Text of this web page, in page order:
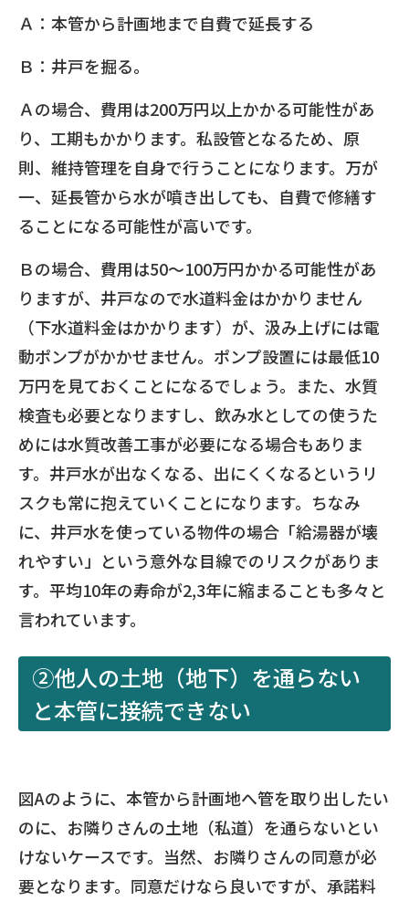
Ａ：本管から計画地まで自費で延長する
Ｂ：井戸を掘る。
Ａの場合、費用は200万円以上かかる可能性があ
り、工期もかかります。私設管となるため、原
則、維持管理を自身で行うことになります。万が
一、延長管から水が噴き出しても、自費で修繕す
ることになる可能性が高いです。
Ｂの場合、費用は50～100万円かかる可能性があ
りますが、井戸なので水道料金はかかりません
（下水道料金はかかります）が、汲み上げには電
動ポンプがかかせません。ポンプ設置には最低10
万円を見ておくことになるでしょう。また、水質
検査も必要となりますし、飲み水としての使うた
めには水質改善工事が必要になる場合もありま
す。井戸水が出なくなる、出にくくなるというリ
スクも常に抱えていくことになります。ちなみ
に、井戸水を使っている物件の場合「給湯器が壊
れやすい」という意外な目線でのリスクがありま
す。平均10年の寿命が2,3年に縮まることも多々と
言われています。
②他人の土地（地下）を通らない
と本管に接続できない
図Aのように、本管から計画地へ管を取り出したい
のに、お隣りさんの土地（私道）を通らないとい
けないケースです。当然、お隣りさんの同意が必
要となります。同意だけなら良いですが、承諾料